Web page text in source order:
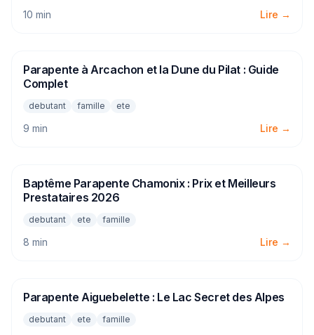
10 min Lire →
PARAPENTE
Parapente à Arcachon et la Dune du Pilat : Guide
Complet
debutant famille ete
9 min Lire →
PARAPENTE
Baptême Parapente Chamonix : Prix et Meilleurs
Prestataires 2026
debutant ete famille
8 min Lire →
PARAPENTE
Parapente Aiguebelette : Le Lac Secret des Alpes
debutant ete famille